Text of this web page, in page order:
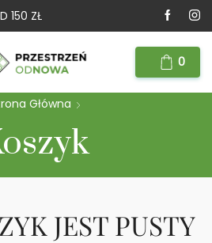
150 ZŁ
0
Główna
JEST PUSTY